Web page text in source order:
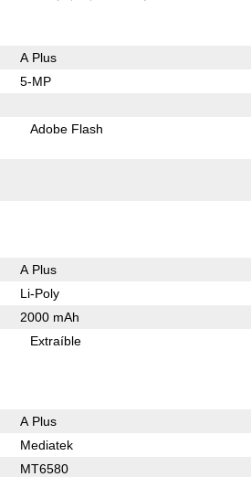
A Plus
5-MP
Adobe Flash
A Plus
Li-Poly
2000 mAh
Extraíble
A Plus
Mediatek
MT6580